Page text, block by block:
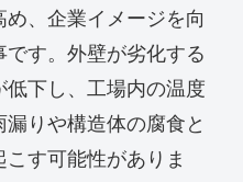
、企業イメージを向
す。外壁が劣化する
低下し、工場内の温度
りや構造体の腐食と
す可能性がありま